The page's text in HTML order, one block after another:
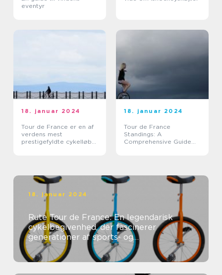
eventyr
18. januar 2024
Tour de France er en af
verdens mest
prestigefyldte cykelløb
18. januar 2024
Tour de France
Standings: A
Comprehensive Guide
18. januar 2024
Rute Tour de France: En legendarisk
cykelbegivenhed, der fascinerer
generationer af sports- og
fritidsentusiaster